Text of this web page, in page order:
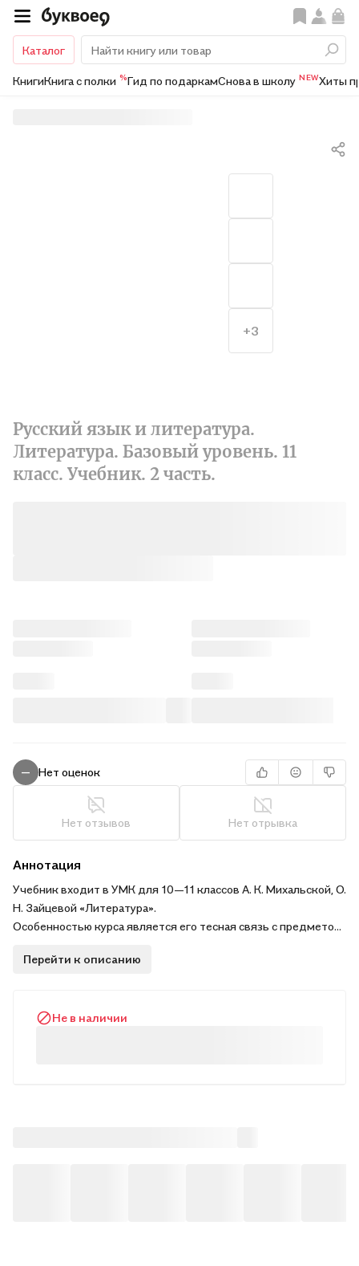
Каталог
КнигиКнига с полки %Гид по подаркамСнова в школу NEWХиты
Русский язык и литература.
Литература. Базовый уровень. 11
класс. Учебник. 2 часть.
— Нет оценок
Нет отзывов Нет отрывка
+3
Аннотация
Учебник входит в УМК для 10—11 классов А. К. Михальской, О.
Н. Зайцевой «Литература».
Особенностью курса является его тесная связь с предметом
на формирование универсальных учебных действий и
перечень учебников.
Перейти к описанию
Не в наличии